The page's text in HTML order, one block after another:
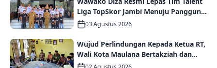
Liga TopSkor Jambi Menuju Panggung
Nasional
03 Agustus 2026
Wujud Perlindungan Kepada Ketua RT,
Wali Kota Maulana Bertakziah dan
Serahkan Santunan Jaminan Kematian